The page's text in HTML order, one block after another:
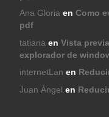
Ana Gloriaen Como
pdf
tatiana en Vista
explorador de
internetLan en
Juan Ángel en